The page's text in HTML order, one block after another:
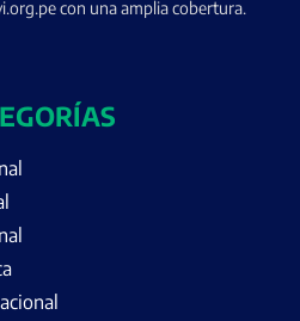
con una amplia cobertura.